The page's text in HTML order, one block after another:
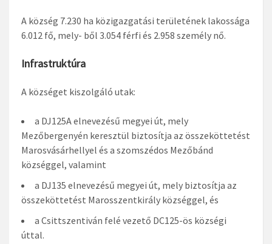
A község 7.230 ha közigazgatási területének lakossága
6.012 fő, mely- ből 3.054 férfi és 2.958 személy nő.
Infrastruktúra
A községet kiszolgáló utak:
a DJ125A elnevezésű megyei út, mely
Mezőbergenyén keresztül biztosítja az összeköttetést
Marosvásárhellyel és a szomszédos Mezőbánd
községgel, valamint
a DJ135 elnevezésű megyei út, mely biztosítja az
összeköttetést Marosszentkirály községgel, és
a Csittszentiván felé vezető DC125-ös községi
úttal.